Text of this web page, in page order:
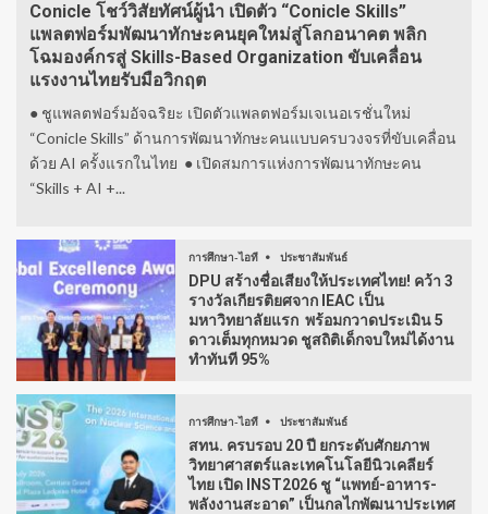
Conicle โชว์วิสัยทัศน์ผู้นำ เปิดตัว “Conicle Skills”
แพลตฟอร์มพัฒนาทักษะคนยุคใหม่สู่โลกอนาคต พลิก
โฉมองค์กรสู่ Skills-Based Organization ขับเคลื่อน
แรงงานไทยรับมือวิกฤต
● ชูแพลตฟอร์มอัจฉริยะ เปิดตัวแพลตฟอร์มเจเนอเรชั่นใหม่
“Conicle Skills” ด้านการพัฒนาทักษะคนแบบครบวงจรที่ขับเคลื่อน
ด้วย AI ครั้งแรกในไทย ● เปิดสมการแห่งการพัฒนาทักษะคน
“Skills + AI +...
การศึกษา-ไอที ประชาสัมพันธ์
DPU สร้างชื่อเสียงให้ประเทศไทย! คว้า 3
รางวัลเกียรติยศจาก IEAC เป็น
มหาวิทยาลัยแรก พร้อมกวาดประเมิน 5
ดาวเต็มทุกหมวด ชูสถิติเด็กจบใหม่ได้งาน
ทำทันที 95%
การศึกษา-ไอที ประชาสัมพันธ์
สทน. ครบรอบ 20 ปี ยกระดับศักยภาพ
วิทยาศาสตร์และเทคโนโลยีนิวเคลียร์
ไทย เปิด INST2026 ชู “แพทย์-อาหาร-
พลังงานสะอาด” เป็นกลไกพัฒนาประเทศ